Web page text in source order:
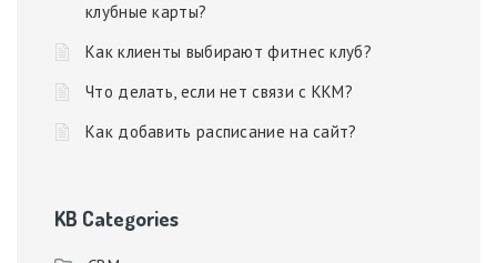
клубные карты?
Как клиенты выбирают фитнес клуб?
Что делать, если нет связи с ККМ?
Как добавить расписание на сайт?
KB Categories